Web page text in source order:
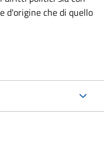
d'origine che di quello